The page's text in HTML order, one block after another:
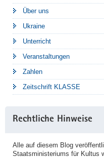
Über uns
Ukraine
Unterricht
Veranstaltungen
Zahlen
Zeitschrift KLASSE
Rechtliche Hinweise
Alle auf diesem Blog
Staatsministeriums für Kultus